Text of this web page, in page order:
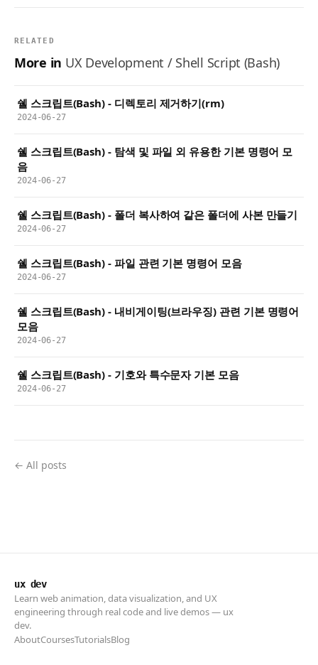
RELATED
More in UX Development / Shell Script (Bash)
쉘 스크립트(Bash) - 디렉토리 제거하기(rm)
2024-06-27
쉘 스크립트(Bash) - 탐색 및 파일 외 유용한 기본 명령어 모
음
2024-06-27
쉘 스크립트(Bash) - 폴더 복사하여 같은 폴더에 사본 만들기
2024-06-27
쉘 스크립트(Bash) - 파일 관련 기본 명령어 모음
2024-06-27
쉘 스크립트(Bash) - 내비게이팅(브라우징) 관련 기본 명령어
모음
2024-06-27
쉘 스크립트(Bash) - 기호와 특수문자 기본 모음
2024-06-27
← All posts
ux dev
Learn web animation, data visualization, and UX
engineering through real code and live demos — ux
dev.
AboutCoursesTutorialsBlog